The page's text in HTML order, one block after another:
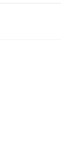
via X -
via
nieuwsbericht
dit